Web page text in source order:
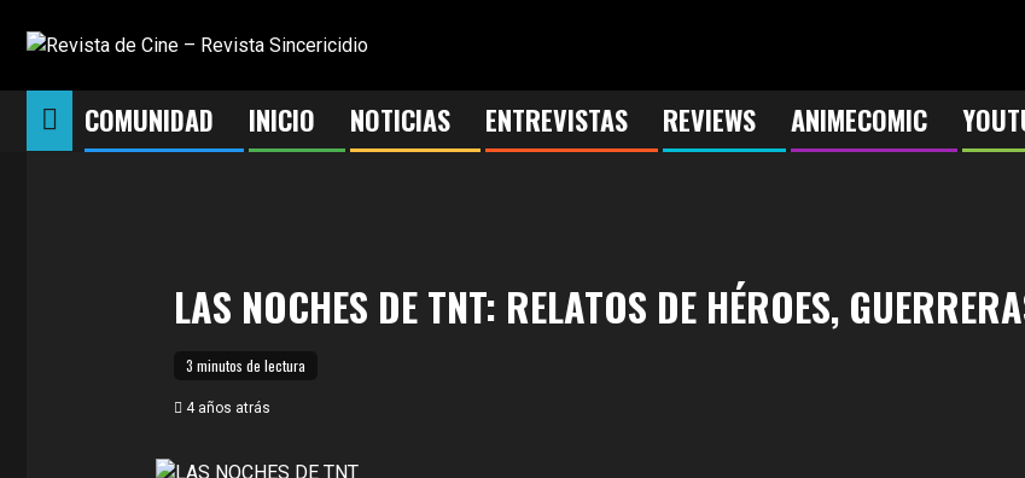
COMUNIDAD INICIO NOTICIAS ENTREVISTAS REVIEWS ANIMECOMIC
LAS NOCHES DE TNT: RELATOS DE HÉROES,
3 minutos de lectura
4 años atrás